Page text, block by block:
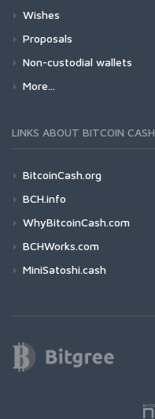
Wishes
Proposals
Non-custodial wallets
More...
LINKS ABOUT BITCOIN CASH
BitcoinCash.org
BCH.info
WhyBitcoinCash.com
BCHWorks.com
MiniSatoshi.cash